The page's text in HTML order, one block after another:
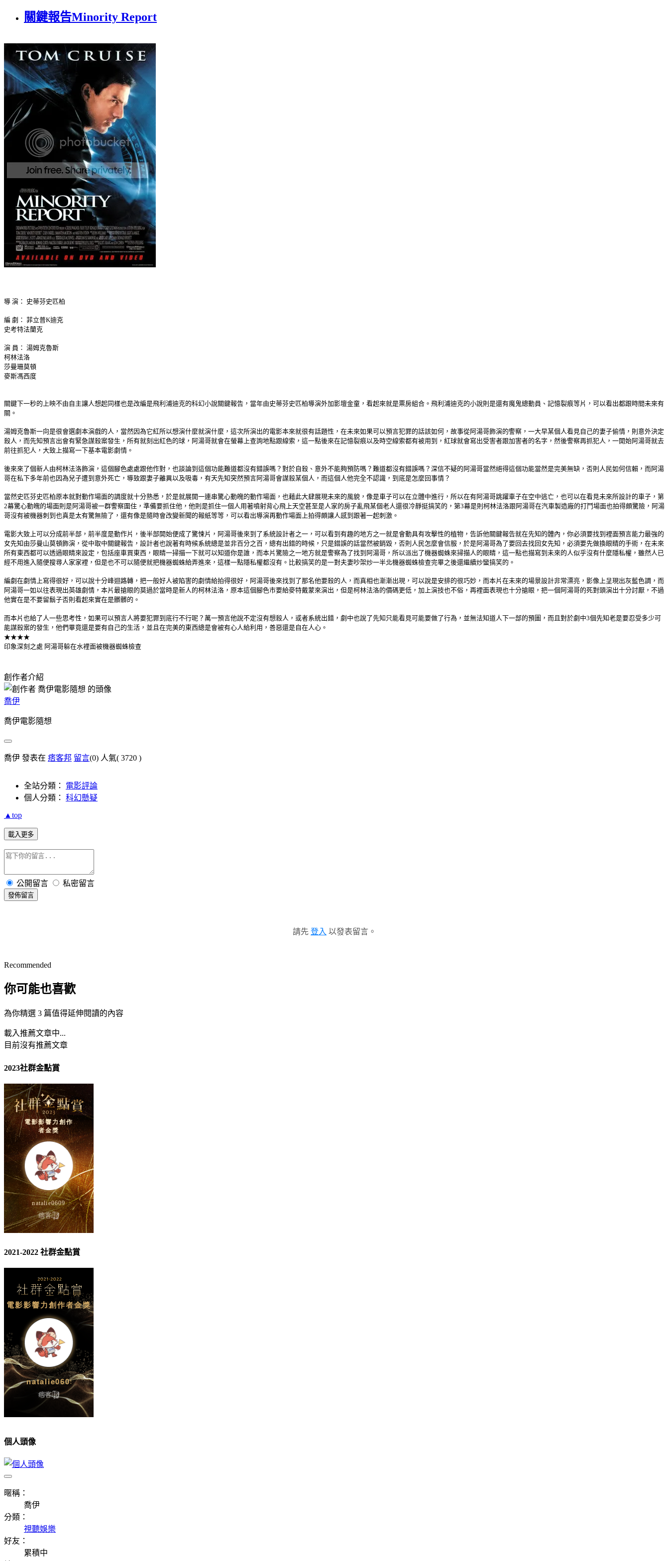
關鍵報告Minority Report
導 演： 史蒂芬史匹柏
編 劇： 菲立普K迪克
史考特法蘭克
演 員： 湯姆克魯斯
柯林法洛
莎曼珊莫頓
麥斯馮西度
關鍵下一秒的上映不由自主讓人想起同樣也是改編是飛利浦迪克的科幻小說關鍵報告，當年由史蒂芬史匹柏導演外加影壇金童，看起來就是票房組合。飛利浦迪克的小說則是還有魔鬼總動員、記憶裂痕等片，可以看出都跟時間未來有
關。
湯姆克魯斯一向是很會選劇本演戲的人，當然因為它紅所以想演什麼就演什麼，這次所演出的電影本來就很有話題性，在未來如果可以預言犯罪的話該如何，故事從阿湯哥飾演的警察，一大早某個人看見自己的妻子偷情，則意外決定
殺人，而先知預言出會有緊急謀殺案發生，所有就刻出紅色的球，阿湯哥就會在螢幕上查詢地點跟線索，這一點後來在記憶裂痕以及時空線索都有被用到，紅球就會寫出受害者跟加害者的名字，然後警察再抓犯人，一開始阿湯哥就去
前往抓犯人，大致上描寫一下基本電影劇情。
後來來了個新人由柯林法洛飾演，這個腳色處處跟他作對，也談論到這個功能難道都沒有錯誤嗎？對於自殺、意外不能夠預防嗎？難道都沒有錯誤嗎？深信不疑的阿湯哥當然絕得這個功能當然是完美無缺，否則人民如何信賴，而阿湯
哥在私下多年前也因為兒子遭到意外死亡，導致跟妻子離異以及吸毒，有天先知突然預言阿湯哥會謀殺某個人，而這個人他完全不認識，到底是怎麼回事情？
當然史匹芬史匹柏原本就對動作場面的調度就十分熟悉，於是就展開一連串驚心動魄的動作場面，也藉此大肆展現未來的風貌，像是車子可以在立體中進行，所以在有阿湯哥跳躍車子在空中逃亡，也可以在看見未來所設計的車子，第
2幕驚心動魄的場面則是阿湯哥被一群警察圍住，準備要抓住他，他則是抓住一個人用著噴射背心飛上天空甚至是人家的房子亂飛某個老人還很冷靜挺搞笑的，第3幕是則柯林法洛跟阿湯哥在汽車製造廠的打鬥場面也拍得頗驚險，阿湯
哥沒有被機器刺到也真是太有驚無險了，還有像是隨時會改變新聞的報紙等等，可以看出導演再動作場面上拍得頗讓人感到跟著一起刺激。
電影大致上可以分成前半部，前半度是動作片，後半部開始便成了驚悚片，阿湯哥後來到了系統設計者之一，可以看到有趣的地方之一就是會動具有攻擊性的植物，告訴他關鍵報告就在先知的體內，你必須要找到裡面預言能力最強的
女先知由莎曼山莫頓飾演，從中取中關鍵報告，設計者也說著有時候系統總是並非百分之百，總有出錯的時候，只是錯誤的話當然被銷毀，否則人民怎麼會信服，於是阿湯哥為了要回去找回女先知，必須要先做換眼睛的手術，在未來
所有東西都可以透過眼睛來設定，包括座車買東西，眼睛一掃描一下就可以知道你是誰，而本片驚險之一地方就是警察為了找到阿湯哥，所以派出了機器蜘蛛來掃描人的眼睛，這一點也描寫到未來的人似乎沒有什麼隱私權，雖然人已
經不用進入隨便搜尋人家家裡，但是也不可以隨便就把機器蜘蛛給弄進來，這樣一點隱私權都沒有。比較搞笑的是一對夫妻吵架炒一半北機器蜘蛛檢查完畢之後還繼續炒蠻搞笑的。
編劇在劇情上寫得很好，可以說十分峰迴路轉，把一般好人被陷害的劇情給拍得很好，阿湯哥後來找到了那名他要殺的人，而真相也漸漸出現，可以說是安排的很巧妙，而本片在未來的場景設計非常漂亮，影像上呈現出灰藍色調，而
阿湯哥一如以往表現出英雄劇情，本片最搶眼的莫過於當時是新人的柯林法洛，原本這個腳色市要給麥特戴蒙來演出，但是柯林法洛的價碼更低，加上演技也不俗，再裡面表現也十分搶眼，把一個阿湯哥的死對頭演出十分討厭，不過
他實在是不要留鬍子否則看起來實在是髒髒的。
而本片也給了人一些思考性，如果可以預言人將要犯罪到底行不行呢？萬一預言他說不定沒有想殺人，或者系統出錯，劇中也說了先知只能看見可能要做了行為，並無法知道人下一部的預圖，而且對於劇中3個先知老是要忍受多少可
能謀殺案的發生，他們畢竟還是要有自己的生活，並且在完美的東西總是會被有心人給利用，善惡還是自在人心。
★★★★
印象深刻之處 阿湯哥躲在水裡面被機器蜘蛛檢查
創作者介紹
喬伊
喬伊電影隨想
喬伊 發表在 痞客邦 留言(0) 人氣( 3720 )
全站分類： 電影評論
個人分類： 科幻懸疑
▲top
載入更多
公開留言 私密留言
發佈留言
請先 登入 以發表留言。
Recommended
你可能也喜歡
為你精選 3 篇值得延伸閱讀的內容
載入推薦文章中...
目前沒有推薦文章
2023社群金點賞
2021-2022 社群金點賞
個人頭像
暱稱：
喬伊
分類：
視聽娛樂
好友：
累積中